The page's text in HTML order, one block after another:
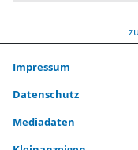
Impressum
Datenschutz
Mediadaten